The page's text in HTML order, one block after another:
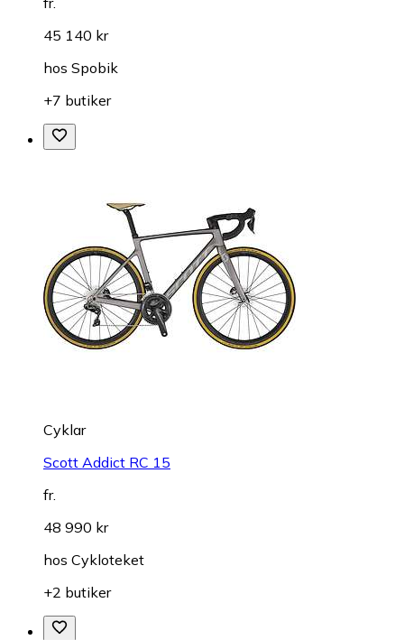
45 140 kr
hos Spobik
+7 butiker
Cyklar
Scott Addict RC 15
fr.
48 990 kr
hos Cykloteket
+2 butiker